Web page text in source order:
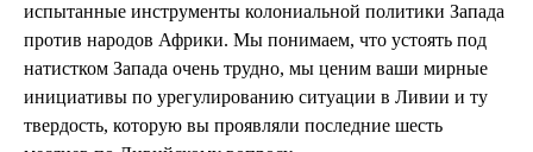
испытанные инструменты колониальной политики Запада
против народов Африки. Мы понимаем, что устоять под
натистком Запада очень трудно, мы ценим ваши мирные
инициативы по урегулированию ситуации в Ливии и ту
твердость, которую вы проявляли последние шесть